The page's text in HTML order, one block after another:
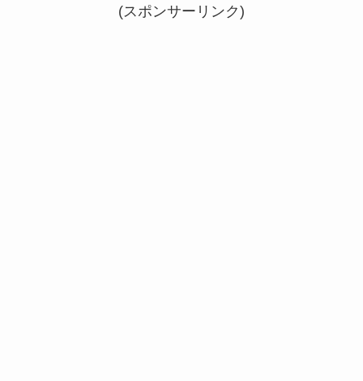
(スポンサーリンク)